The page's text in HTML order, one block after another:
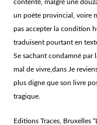
contenté, malgré une
un poète provincial, voire
pas accepter la condition
traduisent pourtant en
Se sachant condamné par
mal de vivre,dans Je
plus digne que son livre
tragique.
Editions Traces, Bruxelles